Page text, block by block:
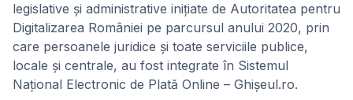
legislative și administrative inițiate de Autoritatea pentru
Digitalizarea României pe parcursul anului 2020, prin
care persoanele juridice și toate serviciile publice,
locale și centrale, au fost integrate în Sistemul
Național Electronic de Plată Online – Ghișeul.ro.